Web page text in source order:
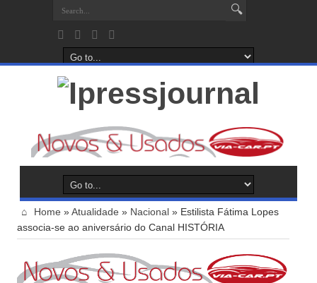
Home »Atualidade » Nacional » Estilista Fátima Lopes
associa-se ao aniversário do Canal HISTÓRIA